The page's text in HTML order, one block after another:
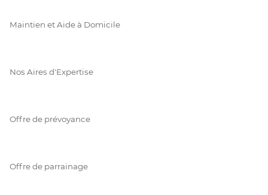
Maintien et Aide à Domicile
Nos Aires d'Expertise
Offre de prévoyance
Offre de parrainage